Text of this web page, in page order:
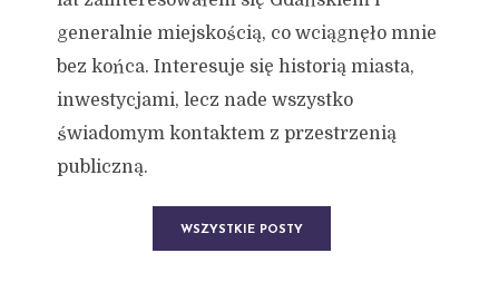
generalnie miejskością, co wciągnęło mnie
bez końca. Interesuje się historią miasta,
inwestycjami, lecz nade wszystko
świadomym kontaktem z przestrzenią
publiczną.
WSZYSTKIE POSTY